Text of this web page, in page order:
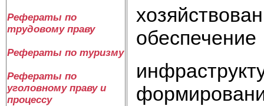
Рефераты по
трудовому праву
Рефераты по туризму
Рефераты по
уголовному праву и
процессу